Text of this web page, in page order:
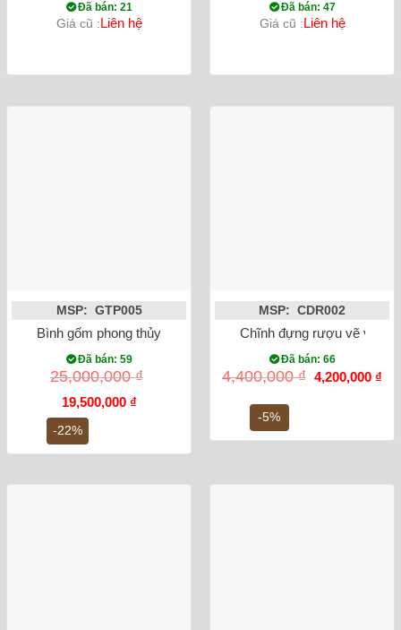
Đã bán: 21
Giá cũ :Liên hệ
Đã bán: 47
Giá cũ :Liên hệ
-22%
MSP: GTP005
Bình gốm phong thủy tỏi công đào đắp nổi dát vàng 52cm
Đã bán: 59
25,000,000₫
Giá
gốc
là:
25,000,000 ₫.
19,500,000 ₫Giá
19,500,000 ₫.
-5%
MSP: CDR002
Chĩnh đựng rượu vẽ văn
Đã bán: 66
4,400,000₫ Giá
gốc
4,200,000 ₫